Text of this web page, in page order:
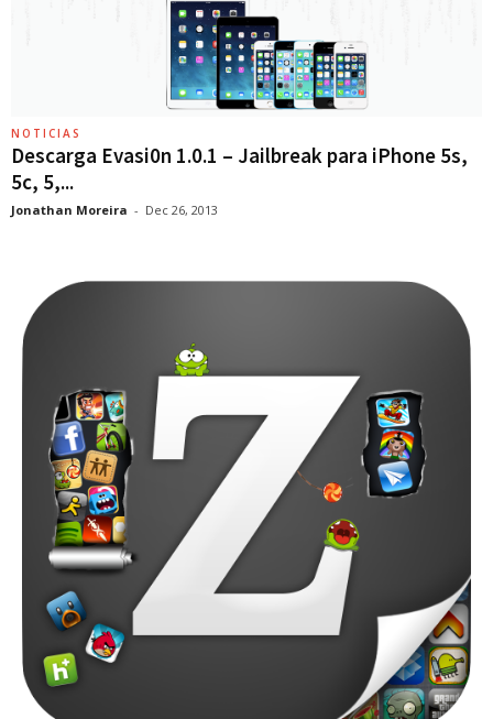
NOTICIAS
Descarga Evasi0n 1.0.1 – Jailbreak para iPhone 5s,
5c, 5,...
Jonathan Moreira - Dec 26, 2013